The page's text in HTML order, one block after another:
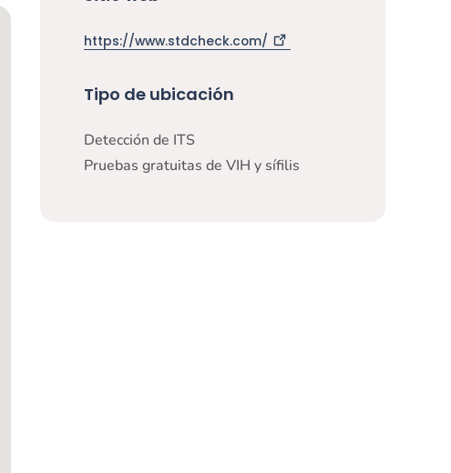
https://www.stdcheck.com/
Tipo de ubicación
Detección de ITS
Pruebas gratuitas de VIH y sífilis